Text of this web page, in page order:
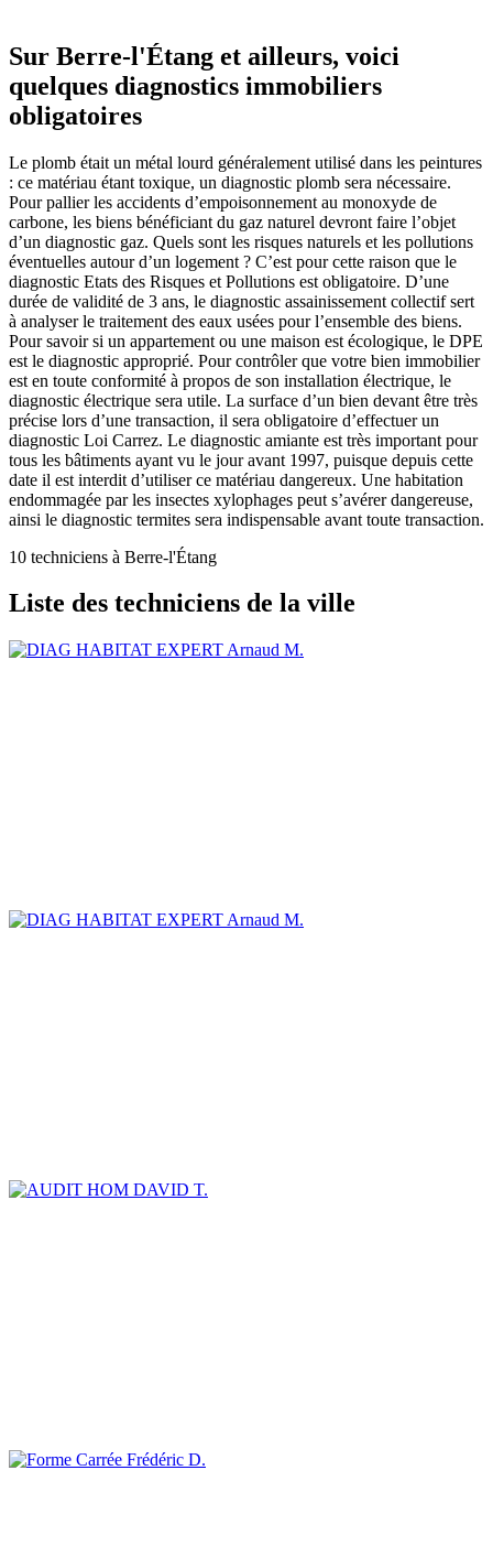
Sur Berre-l'Étang et ailleurs, voici
quelques diagnostics immobiliers
obligatoires
Le plomb était un métal lourd généralement utilisé dans les peintures
: ce matériau étant toxique, un diagnostic plomb sera nécessaire.
Pour pallier les accidents d’empoisonnement au monoxyde de
carbone, les biens bénéficiant du gaz naturel devront faire l’objet
d’un diagnostic gaz. Quels sont les risques naturels et les pollutions
éventuelles autour d’un logement ? C’est pour cette raison que le
diagnostic Etats des Risques et Pollutions est obligatoire. D’une
durée de validité de 3 ans, le diagnostic assainissement collectif sert
à analyser le traitement des eaux usées pour l’ensemble des biens.
Pour savoir si un appartement ou une maison est écologique, le DPE
est le diagnostic approprié. Pour contrôler que votre bien immobilier
est en toute conformité à propos de son installation électrique, le
diagnostic électrique sera utile. La surface d’un bien devant être très
précise lors d’une transaction, il sera obligatoire d’effectuer un
diagnostic Loi Carrez. Le diagnostic amiante est très important pour
tous les bâtiments ayant vu le jour avant 1997, puisque depuis cette
date il est interdit d’utiliser ce matériau dangereux. Une habitation
endommagée par les insectes xylophages peut s’avérer dangereuse,
ainsi le diagnostic termites sera indispensable avant toute transaction.
10 techniciens à Berre-l'Étang
Liste des techniciens de la ville
Arnaud M.
Arnaud M.
DAVID T.
Frédéric D.